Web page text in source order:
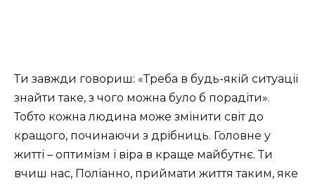
Ти завжди говориш: «Треба в будь-якій ситуації
знайти таке, з чого можна було б порадіти».
Тобто кожна людина може змінити світ до
кращого, починаючи з дрібниць. Головне у
житті – оптимізм і віра в краще майбутнє. Ти
вчиш нас, Поліанно, приймати життя таким, яке